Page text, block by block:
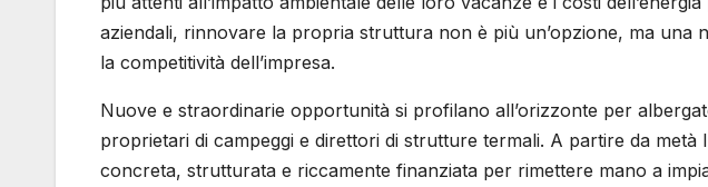
aziendali, rinnovare la propria struttura non è più un’opzione, ma una
la competitività dell’impresa.
Nuove e straordinarie opportunità si profilano all’orizzonte per
proprietari di campeggi e direttori di strutture termali. A partire da metà
concreta, strutturata e riccamente finanziata per rimettere mano a